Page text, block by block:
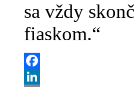
sa vždy
fiaskom.“
Facebook